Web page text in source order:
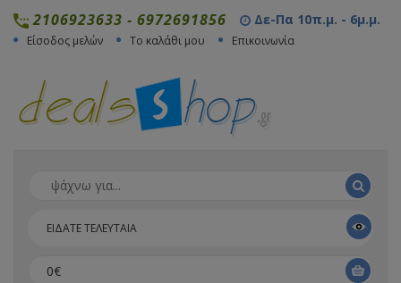
2106923633 - 6972691856 Δε-Πα 10π.μ. - 6μ.μ.
Είσοδος μελών Το καλάθι μου Επικοινωνία
ΕΙΔΑΤΕ ΤΕΛΕΥΤΑΙΑ
0€